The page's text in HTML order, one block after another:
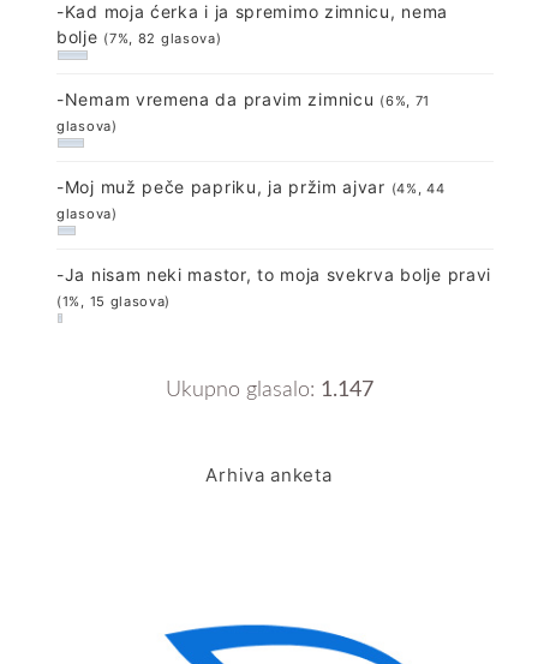
-Kad moja ćerka i ja spremimo zimnicu, nema
bolje (7%, 82 glasova)
-Nemam vremena da pravim zimnicu (6%, 71
glasova)
-Moj muž peče papriku, ja pržim ajvar (4%, 44
glasova)
-Ja nisam neki mastor, to moja svekrva bolje pravi
(1%, 15 glasova)
Ukupno glasalo: 1.147
Arhiva anketa